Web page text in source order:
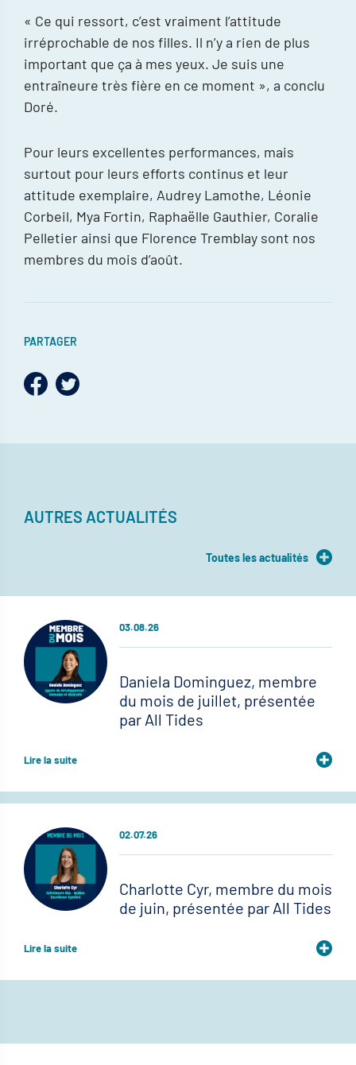
« Ce qui ressort, c’est vraiment l’attitude
irréprochable de nos filles. Il n’y a rien de plus
important que ça à mes yeux. Je suis une
entraîneure très fière en ce moment », a conclu
Doré.
Pour leurs excellentes performances, mais
surtout pour leurs efforts continus et leur
attitude exemplaire, Audrey Lamothe, Léonie
Corbeil, Mya Fortin, Raphaëlle Gauthier, Coralie
Pelletier ainsi que Florence Tremblay sont nos
membres du mois d’août.
PARTAGER
AUTRES ACTUALITÉS
Toutes les actualités
03.08.26
Daniela Dominguez, membre
du mois de juillet, présentée
par All Tides
Lire la suite
02.07.26
Charlotte Cyr, membre du mois
de juin, présentée par All Tides
Lire la suite